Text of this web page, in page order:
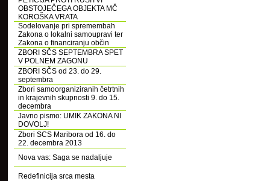
OBSTOJEČEGA OBJEKTA MČ
KOROŠKA VRATA
Sodelovanje pri spremembah
Zakona o lokalni samoupravi ter
Zakona o financiranju občin
ZBORI SČS SEPTEMBRA SPET
V POLNEM ZAGONU
ZBORI SČS od 23. do 29.
septembra
Zbori samoorganiziranih četrtnih
in krajevnih skupnosti 9. do 15.
decembra
Javno pismo: UMIK ZAKONA NI
DOVOLJ!
Zbori SCS Maribora od 16. do
22. decembra 2013
Nova vas: Saga se nadaljuje
Redefinicija srca mesta